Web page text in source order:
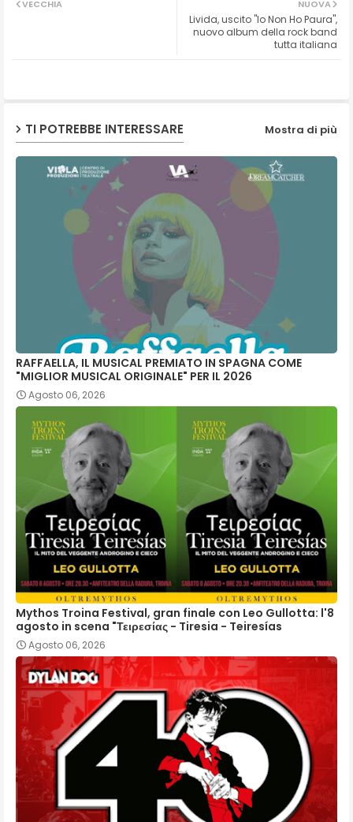
ats
NUOVA
Livida, uscito "Io Non Ho Paura",
nuovo album della rock band
tutta italiana
VECCHIA
TI POTREBBE INTERESSARE Mostra di più
RAFFAELLA, IL MUSICAL PREMIATO IN SPAGNA COME
"MIGLIOR MUSICAL ORIGINALE" PER IL 2026
Agosto 06, 2026
Mythos Troina Festival, gran finale con Leo Gullotta: l'8
agosto in scena "Τειρεσίας - Tiresia - Teiresías
Agosto 06, 2026